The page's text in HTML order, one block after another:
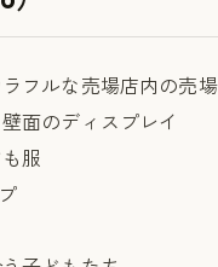
店内の売
壁面のディスプレイ